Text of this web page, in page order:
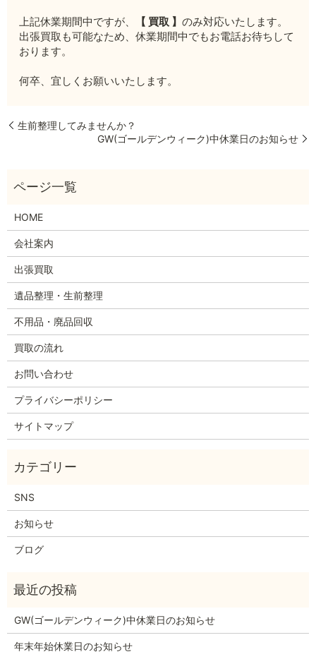
上記休業期間中ですが、 【 買取 】のみ対応いたします。
出張買取も可能なため、休業期間中でもお電話お待ちして
おります。
何卒、宜しくお願いいたします。
生前整理してみませんか？
GW(ゴールデンウィーク)中休業日のお知らせ
HOME
会社案内
出張買取
遺品整理・生前整理
不用品・廃品回収
買取の流れ
お問い合わせ
プライバシーポリシー
サイトマップ
SNS
お知らせ
ブログ
GW(ゴールデンウィーク)中休業日のお知らせ
年末年始休業日のお知らせ